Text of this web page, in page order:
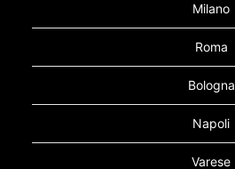
Milano
Roma
Bologna
Napoli
Varese